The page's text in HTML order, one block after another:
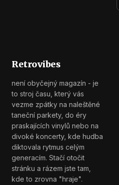
Retrovibes
není obyčejný magazín - je
to stroj času, který vás
vezme zpátky na naleštěné
taneční parkety, do éry
praskajících vinylů nebo na
divoké koncerty, kde hudba
diktovala rytmus celým
generacím. Stačí otočit
stránku a rázem jste tam,
kde to zrovna "hraje".